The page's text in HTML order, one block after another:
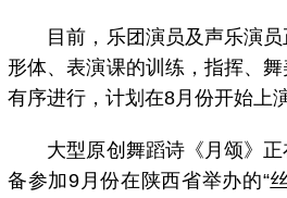
目前，乐团演员及声乐演员
形体、表演课的训练，指挥、
有序进行，计划在8月份开始上演
大型原创舞蹈诗《月颂》正
备参加9月份在陕西省举办的“